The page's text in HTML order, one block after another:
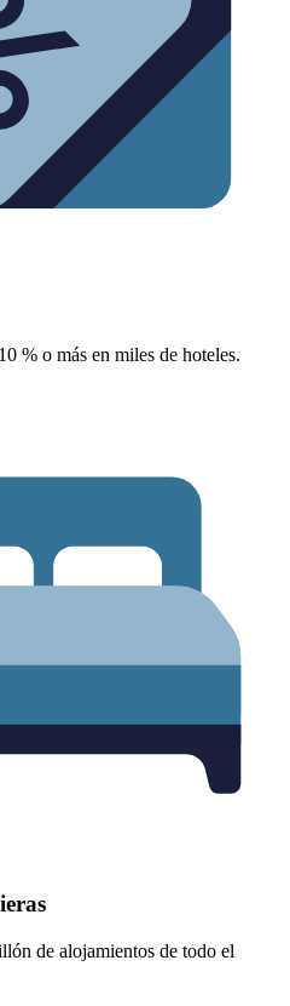
% o más en miles de hoteles.
de alojamientos de todo el